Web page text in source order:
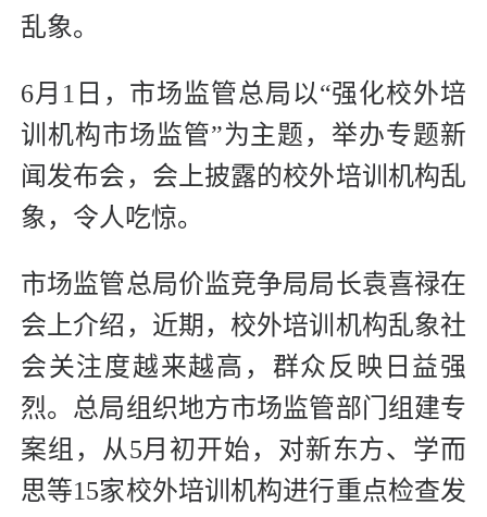
乱象。
6月1日，市场监管总局以“强化校外培
训机构市场监管”为主题，举办专题新
闻发布会，会上披露的校外培训机构乱
象，令人吃惊。
市场监管总局价监竞争局局长袁喜禄在
会上介绍，近期，校外培训机构乱象社
会关注度越来越高，群众反映日益强
烈。总局组织地方市场监管部门组建专
案组，从5月初开始，对新东方、学而
思等15家校外培训机构进行重点检查发